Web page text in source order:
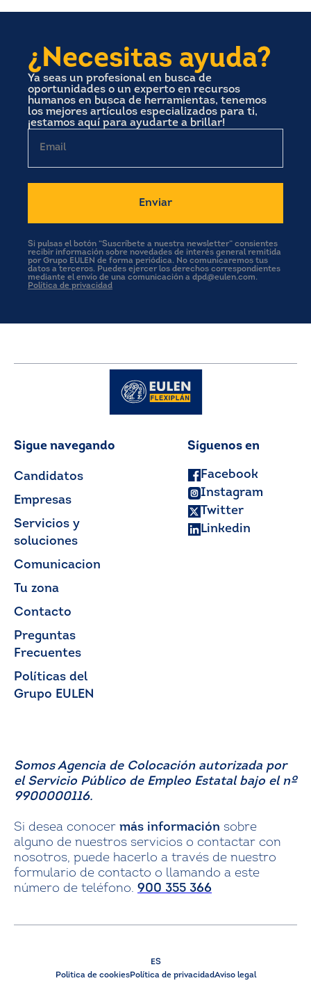
¿Necesitas ayuda?
Ya seas un profesional en busca de
oportunidades o un experto en recursos
humanos en busca de herramientas, tenemos
los mejores artículos especializados para ti,
¡estamos aquí para ayudarte a brillar!
Si pulsas el botón “Suscríbete a nuestra newsletter” consientes
recibir información sobre novedades de interés general remitida
por Grupo EULEN de forma periódica. No comunicaremos tus
datos a terceros. Puedes ejercer los derechos correspondientes
mediante el envío de una comunicación a dpd@eulen.com.
Política de privacidad
Sigue navegando
Candidatos
Empresas
Servicios y
soluciones
Comunicacion
Tu zona
Contacto
Preguntas
Frecuentes
Políticas del
Grupo EULEN
Síguenos en
Facebook
Instagram
Twitter
Linkedin
Somos Agencia de Colocación autorizada por
el Servicio Público de Empleo Estatal bajo el nº
9900000116.
Si desea conocer más información sobre
alguno de nuestros servicios o contactar con
nosotros, puede hacerlo a través de nuestro
formulario de contacto o llamando a este
número de teléfono. 900 355 366
ES
Politica de cookiesPolítica de privacidadAviso legal